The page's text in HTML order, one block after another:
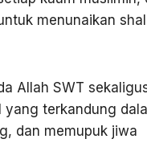
menunaikan
Allah SWT
yang terkandung
dan memupuk jiwa